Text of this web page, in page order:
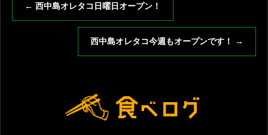
← 西中島オレタコ日曜日オープン！
西中島オレタコ今週もオープンです！ →